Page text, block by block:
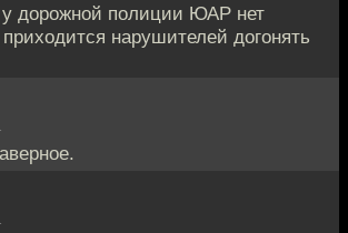
у дорожной полиции ЮАР нет
нарушителей догонять